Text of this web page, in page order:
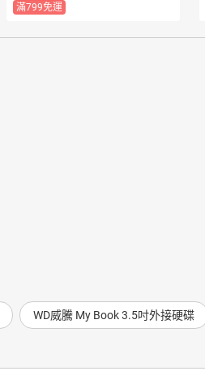
滿799免運
WD威騰 My Book 3.5吋外接硬碟